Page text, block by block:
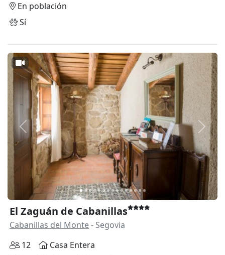
En población
Sí
Anterior
El Zaguán de Cabanillas
Cabanillas del Monte- Segovia
12
Casa Entera